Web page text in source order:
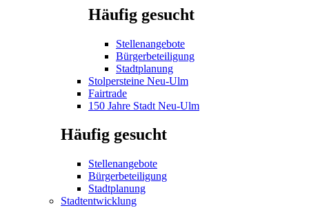
Häufig gesucht
Stellenangebote
Bürgerbeteiligung
Stadtplanung
Stolpersteine Neu-Ulm
Fairtrade
150 Jahre Stadt Neu-Ulm
Häufig gesucht
Stellenangebote
Bürgerbeteiligung
Stadtplanung
Stadtentwicklung